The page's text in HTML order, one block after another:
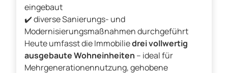
eingebaut
✔️ diverse Sanierungs- und
Modernisierungsmaßnahmen durchgeführt
Heute umfasst die Immobiliedrei vollwertig
ausgebaute Wohneinheiten – ideal für
Mehrgenerationennutzung, gehobene